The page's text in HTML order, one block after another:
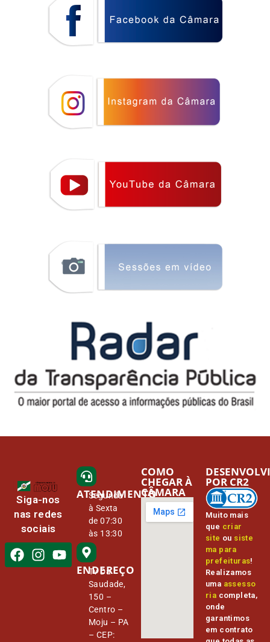
Siga-nos
nas redes
sociais
ATENDIMENTO
Segunda
à Sexta
de 07:30
às 13:30
ENDEREÇO
Tv Da
Saudade,
150 –
Centro –
Moju – PA
– CEP:
COMO
CHEGAR À
CÂMARA
Muito mais
que criar
site ou siste
ma para
prefeituras!
Realizamos
uma assesso
ria completa,
onde
garantimos
em contrato
POR CR2